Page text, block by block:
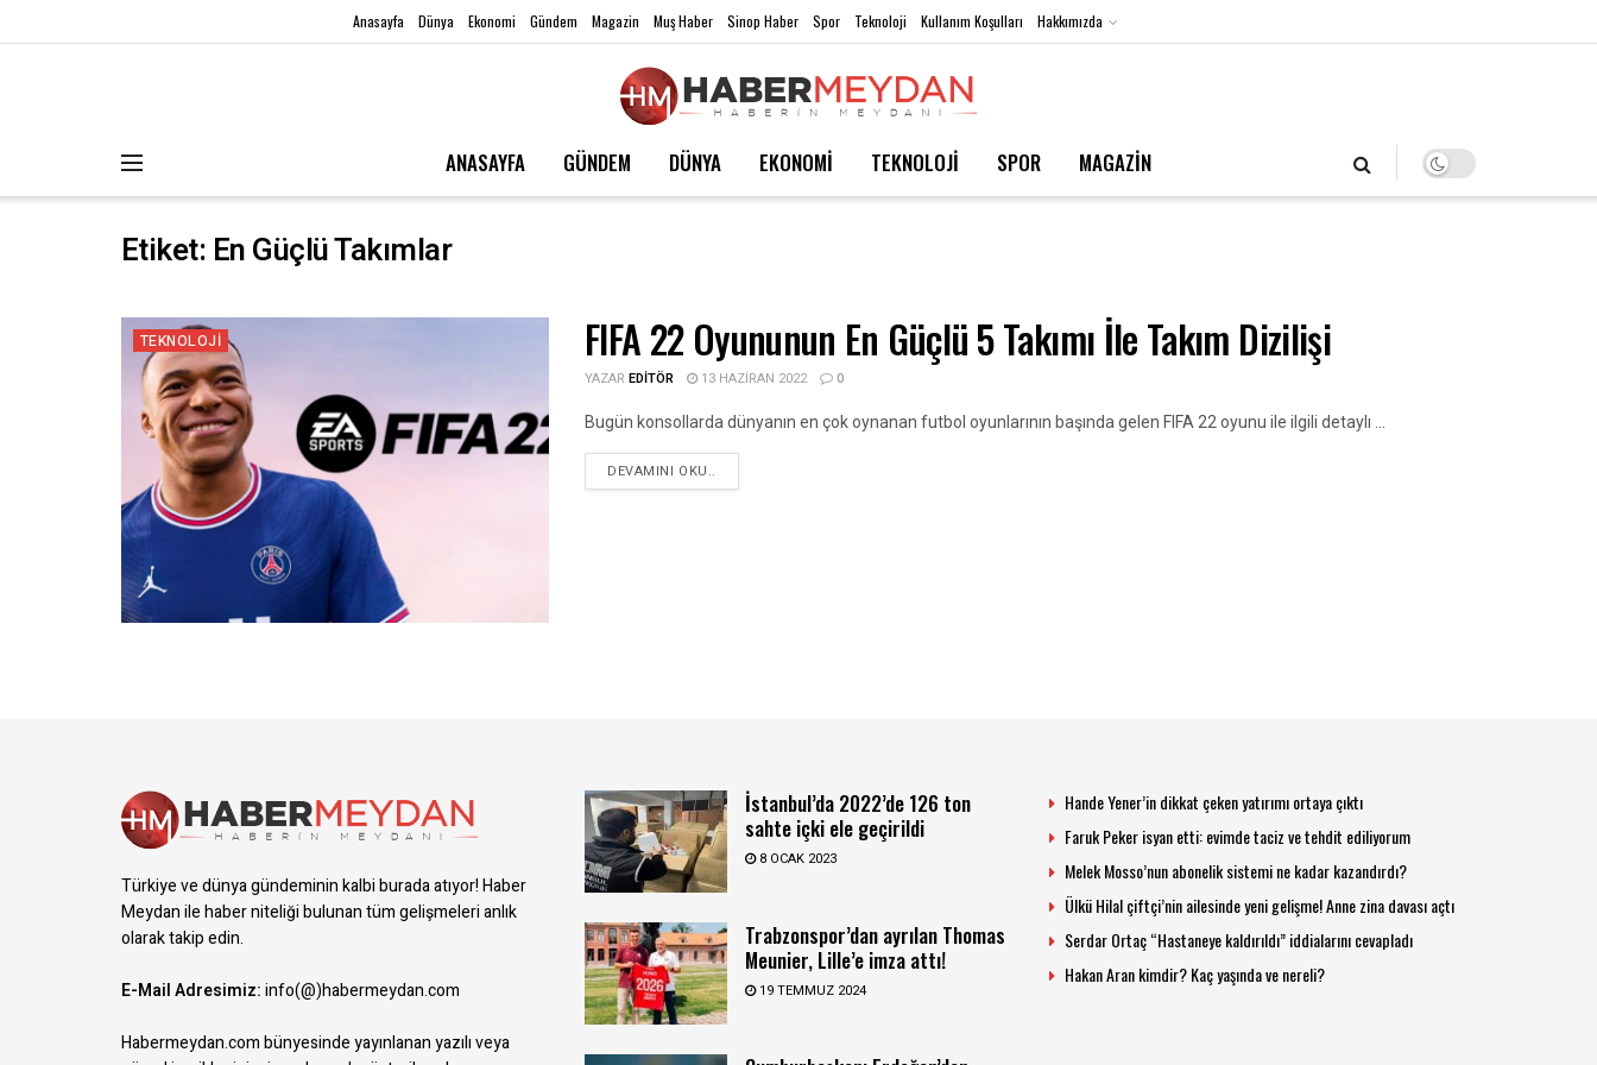
Anasayfa Dünya Ekonomi Gündem Magazin Muş Haber Sinop Haber Spor Teknoloji Kullanım Koşulları Hakkımızda
ANASAYFA GÜNDEM DÜNYA EKONOMİ TEKNOLOJİ SPOR MAGAZİN
Etiket: En Güçlü Takımlar
TEKNOLOJI FIFA 22 Oyununun En Güçlü 5 Takımı İle Takım Dizilişi
YAZAR EDITÖR 13 HAZIRAN 2022 0
Bugün konsollarda dünyanın en çok oynanan futbol oyunlarının başında gelen FIFA 22 oyunu ile ilgili detaylı ...
DEVAMINI OKU..
Türkiye ve dünya gündeminin kalbi burada atıyor! Haber
Meydan ile haber niteliği bulunan tüm gelişmeleri anlık
olarak takip edin.
E-Mail Adresimiz:info(@)habermeydan.com
Habermeydan.com bünyesinde yayınlanan yazılı veya
İstanbul’da 2022’de 126 ton
sahte içki ele geçirildi
8 OCAK 2023
Trabzonspor’dan ayrılan Thomas
Meunier, Lille’e imza attı!
19 TEMMUZ 2024
Hande Yener’in dikkat çeken yatırımı ortaya çıktı
Faruk Peker isyan etti: evimde taciz ve tehdit ediliyorum
Melek Mosso’nun abonelik sistemi ne kadar kazandırdı?
Ülkü Hilal çiftçi’nin ailesinde yeni gelişme! Anne zina davası açtı
Serdar Ortaç “Hastaneye kaldırıldı” iddialarını cevapladı
Hakan Aran kimdir? Kaç yaşında ve nereli?